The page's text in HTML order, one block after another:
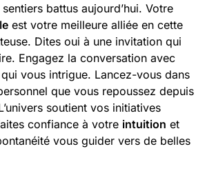
battus aujourd’hui. Votre
est votre meilleure alliée en cette
Dites oui à une invitation qui
Engagez la conversation avec
vous intrigue. Lancez-vous dans
que vous repoussez depuis
soutient vos initiatives
confiance à votre intuition et
vous guider vers de belles